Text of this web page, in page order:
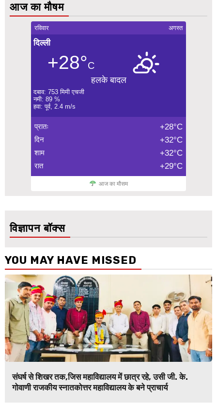
आज का मौषम
रविवार अगस्त
दिल्ली
+28°C
हलके बादल
दबाव: 753 मिमी एचजी
नमी: 89 %
हवा: पूर्व, 2.4 m/s
प्रातः +28°C
दिन +32°C
शाम +32°C
रात +29°C
आज का मौसम
विज्ञापन बॉक्स
YOU MAY HAVE MISSED
संघर्ष से शिखर तक,जिस महाविद्यालय में छात्र रहे, उसी जी. के.
गोवाणी राजकीय स्नातकोत्तर महाविद्यालय के बने प्राचार्य